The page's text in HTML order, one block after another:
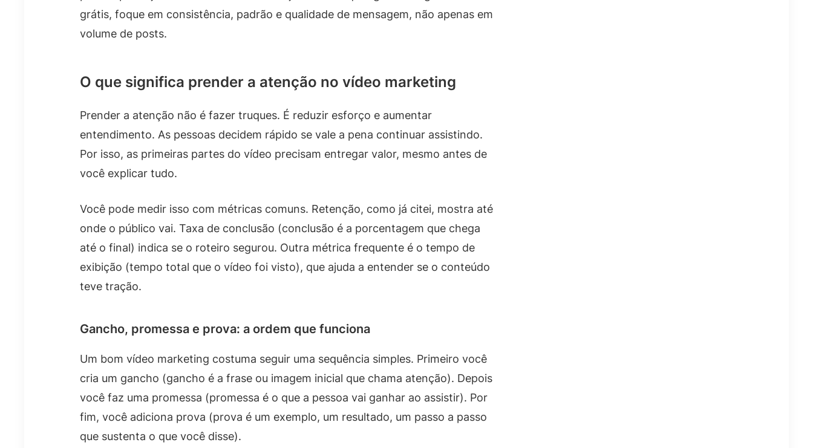
grátis, foque em consistência, padrão e qualidade de mensagem, não apenas em
volume de posts.
O que significa prender a atenção no vídeo marketing
Prender a atenção não é fazer truques. É reduzir esforço e aumentar
entendimento. As pessoas decidem rápido se vale a pena continuar assistindo.
Por isso, as primeiras partes do vídeo precisam entregar valor, mesmo antes de
você explicar tudo.
Você pode medir isso com métricas comuns. Retenção, como já citei, mostra até
onde o público vai. Taxa de conclusão (conclusão é a porcentagem que chega
até o final) indica se o roteiro segurou. Outra métrica frequente é o tempo de
exibição (tempo total que o vídeo foi visto), que ajuda a entender se o conteúdo
teve tração.
Gancho, promessa e prova: a ordem que funciona
Um bom vídeo marketing costuma seguir uma sequência simples. Primeiro você
cria um gancho (gancho é a frase ou imagem inicial que chama atenção). Depois
você faz uma promessa (promessa é o que a pessoa vai ganhar ao assistir). Por
fim, você adiciona prova (prova é um exemplo, um resultado, um passo a passo
que sustenta o que você disse).